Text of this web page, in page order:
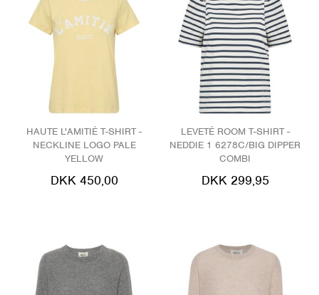
HAUTE L'AMITIÉ T-SHIRT -
NECKLINE LOGO PALE
YELLOW
DKK 450,00
LEVETÉ ROOM T-SHIRT -
NEDDIE 1 6278C/BIG DIPPER
COMBI
DKK 299,95